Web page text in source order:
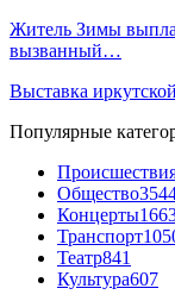
Житель Зимы
вызванный…
Выставка
Популярные
Общество
Концерты
Транспорт
Театр841
Культура607